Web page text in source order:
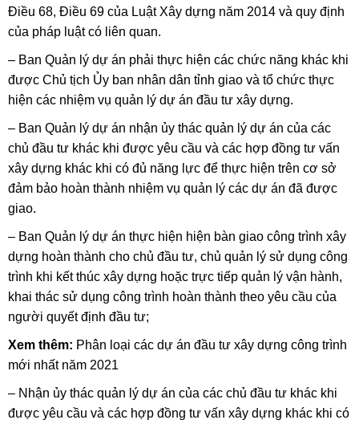
Điều 68, Điều 69 của Luật Xây dựng năm 2014 và quy định
của pháp luật có liên quan.
– Ban Quản lý dự án phải thực hiện các chức năng khác khi
được Chủ tịch Ủy ban nhân dân tỉnh giao và tổ chức thực
hiện các nhiệm vụ quản lý dự án đầu tư xây dựng.
– Ban Quản lý dự án nhận ủy thác quản lý dự án của các
chủ đầu tư khác khi được yêu cầu và các hợp đồng tư vấn
xây dựng khác khi có đủ năng lực để thực hiện trên cơ sở
đảm bảo hoàn thành nhiệm vụ quản lý các dự án đã được
giao.
– Ban Quản lý dự án thực hiện hiện bàn giao công trình xây
dựng hoàn thành cho chủ đầu tư, chủ quản lý sử dụng công
trình khi kết thúc xây dựng hoặc trực tiếp quản lý vận hành,
khai thác sử dụng công trình hoàn thành theo yêu cầu của
người quyết định đầu tư;
Xem thêm: Phân loại các dự án đầu tư xây dựng công trình
mới nhất năm 2021
– Nhận ủy thác quản lý dự án của các chủ đầu tư khác khi
được yêu cầu và các hợp đồng tư vấn xây dựng khác khi có